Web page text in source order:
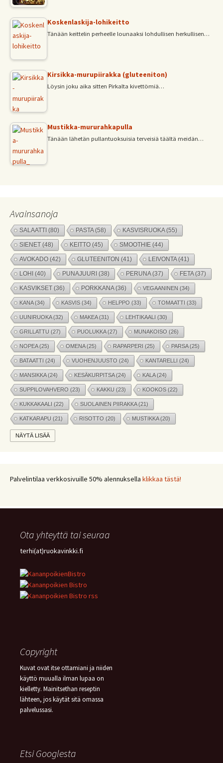
Koskenlaskija-lohikeitto
Tänään keittelin perheelle lounaaksi lohdullisen herkullisen…
Kirsikka-murupiirakka (gluteeniton)
Löysin joku aika sitten Pirkalta kivettömiä…
Mustikka-mururahkapulla
Tänään lähetän pullantuoksuisia terveisiä täältä meidän…
Avainsanoja
SALAATTI (80) PASTA(58) KASVISRUOKA(55)
SIENET (48) KEITTO (45) SMOOTHIE (44)
AVOKADO (42) GLUTEENITON (41) LEIVONTA(41)
LOHI (40) PUNAJUURI (38) PERUNA(37) FETA(37)
KASVIKSET (36) PORKKANA(36) VEGAANINEN (34)
KANA(34) KASVIS (34) HELPPO (33) TOMAATTI (33)
UUNIRUOKA(32) MAKEA(31) LEHTIKAALI (30)
GRILLATTU (27) PUOLUKKA(27) MUNAKOISO (26)
NOPEA(25) OMENA(25) RAPARPERI (25) PARSA(25)
BATAATTI (24) VUOHENJUUSTO (24) KANTARELLI (24)
MANSIKKA(24) KESÄKURPITSA(24) KALA(24)
SUPPILOVAHVERO (23) KAKKU (23) KOOKOS (22)
KUKKAKAALI (22) SUOLAINEN PIIRAKKA(21)
KATKARAPU (21) RISOTTO (20) MUSTIKKA(20)
MARJAT(19)
JÄLKIRUOKA (17) PAPRIKA (17) COUSCOUS (17)
NÄYTÄ LISÄÄ
Palvelintilaa verkkosivuille 50% alennuksella klikkaa tästä!
Ota yhteyttä tai seuraa
terhi(at)ruokavinkki.fi
Copyright
Kuvat ovat itse ottamiani ja niiden
käyttö muualla ilman lupaa on
kielletty. Mainitsethan reseptin
lähteen, jos käytät sitä omassa
palvelussasi.
Etsi Googlesta